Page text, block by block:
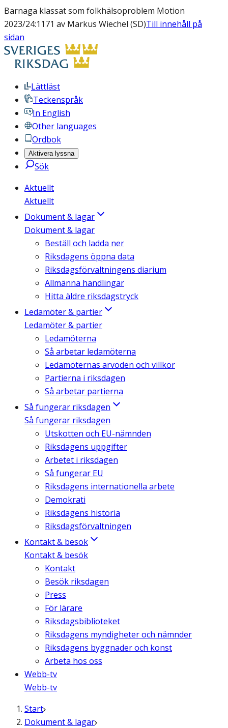
Barnaga klassat som folkhälsoproblem Motion
2023/24:1171 av Markus Wiechel (SD)Till innehåll på
sidan
Lättläst
Teckenspråk
In English
Other languages
Ordbok
Aktivera lyssna
Sök
Aktuellt
Aktuellt
Dokument & lagar
Dokument & lagar
Beställ och ladda ner
Riksdagens öppna data
Riksdagsförvaltningens diarium
Allmänna handlingar
Hitta äldre riksdagstryck
Ledamöter & partier
Ledamöter & partier
Ledamöterna
Så arbetar ledamöterna
Ledamöternas arvoden och villkor
Partierna i riksdagen
Så arbetar partierna
Så fungerar riksdagen
Så fungerar riksdagen
Utskotten och EU-nämnden
Riksdagens uppgifter
Arbetet i riksdagen
Så fungerar EU
Riksdagens internationella arbete
Demokrati
Riksdagens historia
Riksdagsförvaltningen
Kontakt & besök
Kontakt & besök
Kontakt
Besök riksdagen
Press
För lärare
Riksdagsbiblioteket
Riksdagens myndigheter och nämnder
Riksdagens byggnader och konst
Arbeta hos oss
Webb-tv
Webb-tv
Start
Dokument & lagar